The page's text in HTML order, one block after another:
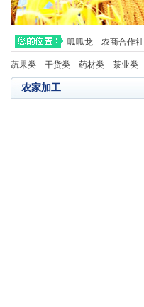
呱呱龙—农商合作社
蔬果类 干货类 药材类 茶业类
农家加工